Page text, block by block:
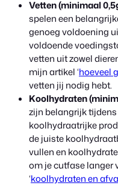
Vetten(minimaal
spelen een
genoeg voldoening
voldoende
vetten uit zowel
mijn artikel ‘hoeveel
vetten jij nodig hebt.
Koolhydraten
zijn belangrijk
koolhydraatrijke
de juiste
vullen en
om je cutfase langer
‘koolhydraten en